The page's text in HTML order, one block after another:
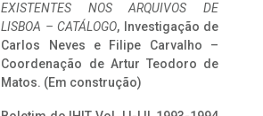
EXISTENTES NOS ARQUIVOS DE
LISBOA – CATÁLOGO, Investigação de
Carlos Neves e Filipe Carvalho –
Coordenação de Artur Teodoro de
Matos. (Em construção)